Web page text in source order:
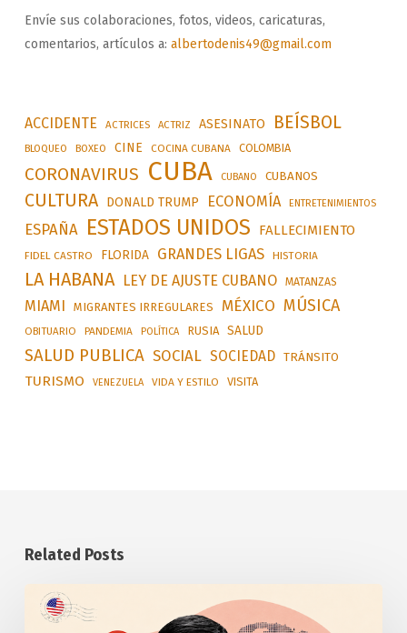
Envíe sus colaboraciones, fotos, videos, caricaturas,
comentarios, artículos a: albertodenis49@gmail.com
ACCIDENTE ACTRICES ACTRIZ ASESINATO BEÍSBOL
BLOQUEO BOXEO CINE COCINA CUBANA COLOMBIA
CORONAVIRUS CUBA CUBANO CUBANOS
CULTURA DONALD TRUMP ECONOMÍA ENTRETENIMIENTOS
ESPAÑA ESTADOS UNIDOS FALLECIMIENTO
FIDEL CASTRO FLORIDA GRANDES LIGAS HISTORIA
LA HABANA LEY DE AJUSTE CUBANO MATANZAS
MIAMI MIGRANTES IRREGULARES MÉXICO MÚSICA
OBITUARIO PANDEMIA POLÍTICA RUSIA SALUD
SALUD PUBLICA SOCIAL SOCIEDAD TRÁNSITO
TURISMO VENEZUELA VIDA Y ESTILO VISITA
Related Posts
Anuncia
Estados